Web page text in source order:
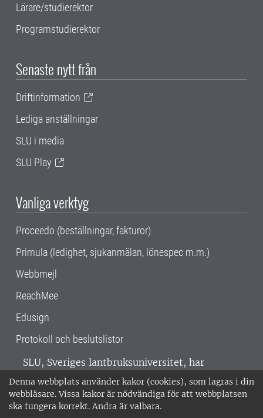
Denna webbplats använder kakor (cookies), som lagras i din
webbläsare. Vissa kakor är nödvändiga för att webbplatsen
ska fungera korrekt. Andra är valbara.
Lärare/studierektor
Programstudierektor
Senaste nytt från
Driftinformation
Lediga anställningar
SLU i media
SLU Play
Vanliga verktyg
Proceedo (beställningar, fakturor)
Primula (ledighet, sjukanmälan, lönespec m.m.)
Webbmejl
ReachMee
Edusign
Protokoll och beslutslistor
SLU, Sveriges lantbruksuniversitet, har
verksamhet över hela Sverige. Huvudorter är
Alnarp, Uppsala och Umeå.SLU är
miljöcertifierat enligt ISO 14001. •